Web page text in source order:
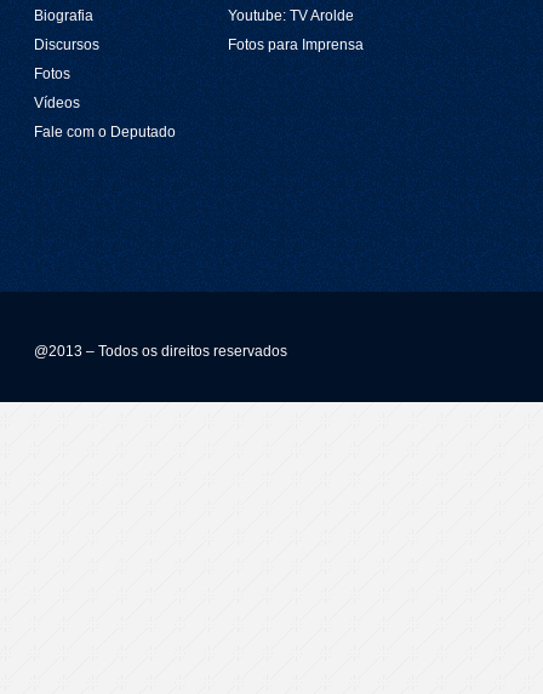
Biografia
Discursos
Fotos
Vídeos
Fale com o Deputado
Youtube: TV Arolde
Fotos para Imprensa
@2013 – Todos os direitos reservados